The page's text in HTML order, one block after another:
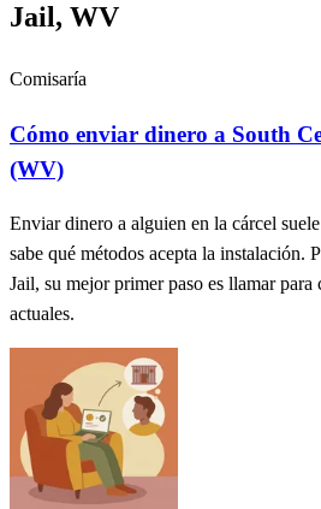
Jail, WV
Comisaría
Cómo enviar dinero a South
(WV)
Enviar dinero a alguien en la cárcel
sabe qué métodos acepta la instalación.
Jail, su mejor primer paso es llamar
actuales.